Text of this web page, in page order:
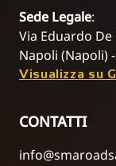
Sede Legale:
Via Eduardo
Napoli (Napoli)
Visualizza su
CONTATTI